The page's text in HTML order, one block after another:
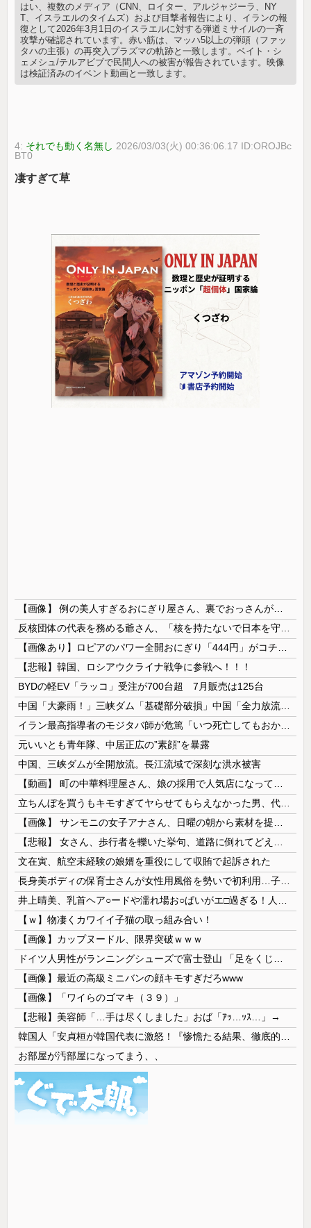
はい、複数のメディア（CNN、ロイター、アルジャジーラ、NY
T、イスラエルのタイムズ）および目撃者報告により、イランの報
復として2026年3月1日のイスラエルに対する弾道ミサイルの一斉
攻撃が確認されています。赤い筋は、マッハ5以上の弾頭（ファッ
タハの主張）の再突入プラズマの軌跡と一致します。ベイト・シ
ェメシュ/テルアビブで民間人への被害が報告されています。映像
は検証済みのイベント動画と一致します。
4: それでも動く名無し 2026/03/03(火) 00:36:06.17 ID:OROJBc
BT0
凄すぎて草
【悲報】韓国、ロシアウクライナ戦争に参戦へ！！！
BYDの軽EV「ラッコ」受注が700台超 7月販売は125台
元いいとも青年隊、中居正広の”素顔”を暴露
中国、三峡ダムが全開放流。長江流域で深刻な洪水被害
文在寅、航空未経験の娘婿を重役にして収賄で起訴された
【ｗ】物凄くカワイイ子猫の取っ組み合い！
【画像】カップヌードル、限界突破ｗｗｗ
【画像】最近の高級ミニバンの顔キモすぎだろwww
【画像】「ワイらのゴマキ（３９）」
【悲報】美容師「…手は尽くしました」おば「ｱｯ…ｯｽ…」→
お部屋が汚部屋になってまう、、